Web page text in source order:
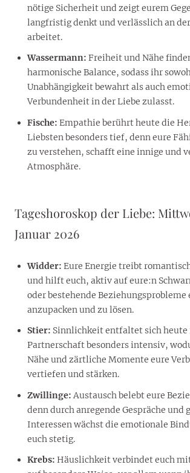
nötige Sicherheit und zeigt eurem
langfristig denkt und verlässlich an
arbeitet.
Wassermann: Freiheit und Nähe
harmonische Balance, sodass ihr
Unabhängigkeit bewahrt als auch
Verbundenheit in der Liebe zulasst.
Fische: Empathie berührt heute die
Liebsten besonders tief, denn eure
zu verstehen, schafft eine innige und
Atmosphäre.
Tageshoroskop der Liebe:
Januar 2026
Widder: Eure Energie treibt
und hilft euch, aktiv auf eure:n
oder bestehende Beziehungsprobleme
anzupacken und zu lösen.
Stier: Sinnlichkeit entfaltet sich heute
Partnerschaft besonders intensiv,
Nähe und zärtliche Momente eure
vertiefen und stärken.
Zwillinge: Austausch belebt eure
denn durch anregende Gespräche und
Interessen wächst die emotionale
euch stetig.
Krebs: Häuslichkeit verbindet euch